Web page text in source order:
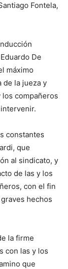
Fontela,
De
máximo
de la jueza y
los compañeros
constantes
que
al sindicato, y
de las y los
con el fin
hechos
la firme
con las y los
que